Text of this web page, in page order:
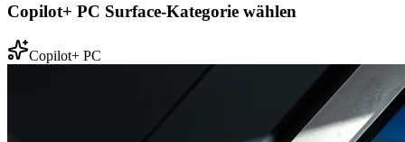
Copilot+ PC Surface-Kategorie wählen
Copilot+ PC